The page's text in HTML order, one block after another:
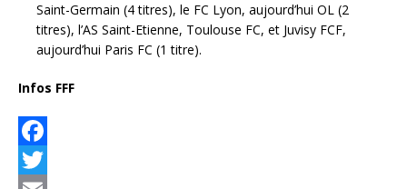
Saint-Germain (4 titres), le FC Lyon, aujourd’hui OL (2
titres), l’AS Saint-Etienne, Toulouse FC, et Juvisy FCF,
aujourd’hui Paris FC (1 titre).
Infos FFF
F